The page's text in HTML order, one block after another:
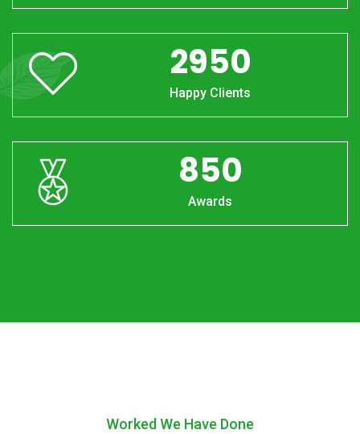
2950
Happy Clients
850
Awards
Worked We Have Done